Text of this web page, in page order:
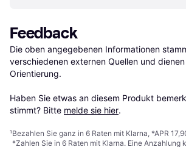
Feedback
Die oben angegebenen Informationen
verschiedenen externen Quellen und
Orientierung.
Haben Sie etwas an diesem Produkt
stimmt? Bitte melde sie hier.
¹Bezahlen Sie ganz in 6 Raten mit Klarna, *APR
*Zahlen Sie in 6 Raten mit Klarna. Eine Anzahlung